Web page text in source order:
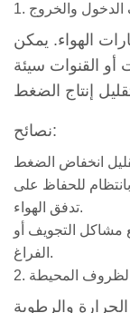
Enhancement
7
الاستنتاج
والخروج
الهواء. يمكن
أو القنوات سيئة
نصائح:
للحفاظ على
تدفق الهواء.
مشاكل التجويف أو
الفراغ.
الظروف المحيطة
والرطوبة